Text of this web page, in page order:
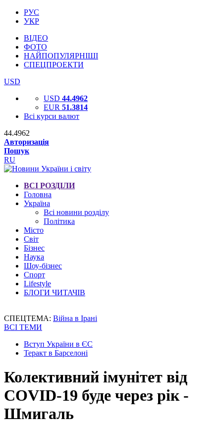
РУС
УКР
ВІДЕО
ФОТО
НАЙПОПУЛЯРНІШІ
СПЕЦПРОЕКТИ
USD
USD 44.4962
EUR 51.3814
Всі курси валют
44.4962
Авторизація
Пошук
RU
ВСІ РОЗДІЛИ
Головна
Україна
Всі новини розділу
Політика
Місто
Світ
Бізнес
Наука
Шоу-бізнес
Спорт
Lifestyle
БЛОГИ ЧИТАЧІВ
СПЕЦТЕМА: Війна в Ірані
ВСІ ТЕМИ
Вступ України в ЄС
Теракт в Барселоні
Колективний імунітет від
COVID-19 буде через рік -
Шмигаль